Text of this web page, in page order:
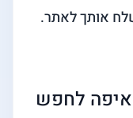
ישלח אותך לאתר.
איפה לחפש